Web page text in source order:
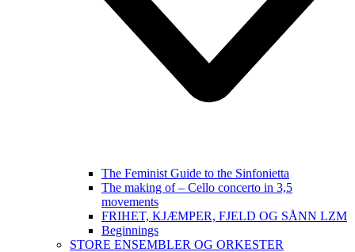
The Feminist Guide to the Sinfonietta
The making of – Cello concerto in 3,5
movements
FRIHET, KJÆMPER, FJELD OG SÅNN LZM
Beginnings
STORE ENSEMBLER OG ORKESTER